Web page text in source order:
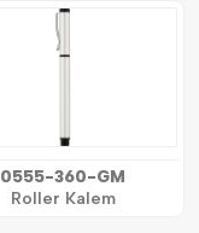
0555-360-GM
Roller Kalem